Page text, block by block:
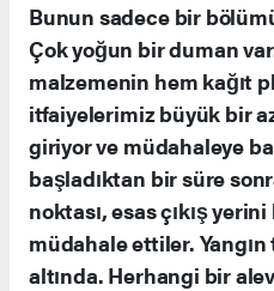
Bunun sadece bir
Çok yoğun bir duman
malzemenin hem kağıt
itfaiyelerimiz büyük bir
giriyor ve müdahaleye
başladıktan bir süre
noktası, esas çıkış
müdahale ettiler.
altında. Herhangi bir